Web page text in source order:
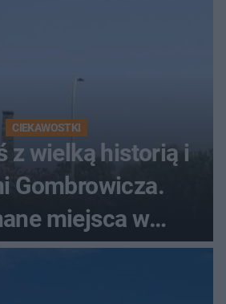
CIEKAWOSTKI
z wielką historią i
Gombrowicza.
miejsca w